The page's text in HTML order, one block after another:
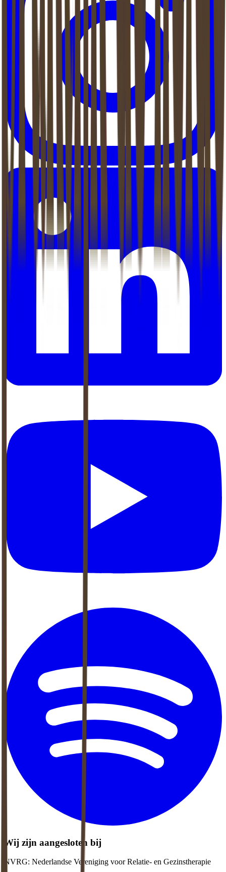
Wij zijn aangesloten bij
NVRG: Nederlandse Vereniging voor Relatie- en Gezinstherapie